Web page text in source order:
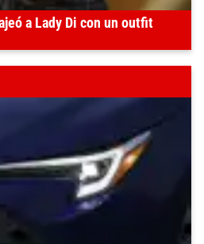
a Lady Di con un outfit